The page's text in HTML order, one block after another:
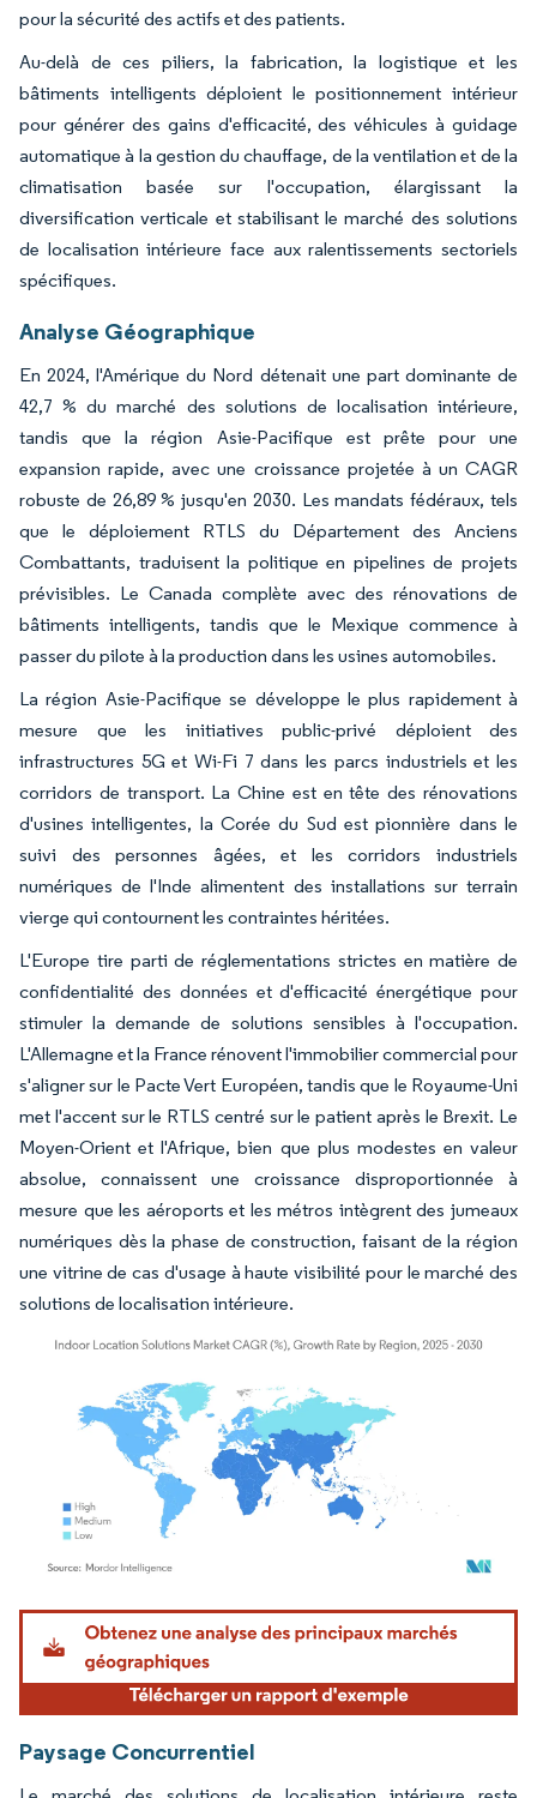
pour la sécurité des actifs et des patients.
Au-delà de ces piliers, la fabrication, la logistique et les
bâtiments intelligents déploient le positionnement intérieur
pour générer des gains d'efficacité, des véhicules à guidage
automatique à la gestion du chauffage, de la ventilation et de la
climatisation basée sur l'occupation, élargissant la
diversification verticale et stabilisant le marché des solutions
de localisation intérieure face aux ralentissements sectoriels
spécifiques.
Analyse Géographique
En 2024, l'Amérique du Nord détenait une part dominante de
42,7 % du marché des solutions de localisation intérieure,
tandis que la région Asie-Pacifique est prête pour une
expansion rapide, avec une croissance projetée à un CAGR
robuste de 26,89 % jusqu'en 2030. Les mandats fédéraux, tels
que le déploiement RTLS du Département des Anciens
Combattants, traduisent la politique en pipelines de projets
prévisibles. Le Canada complète avec des rénovations de
bâtiments intelligents, tandis que le Mexique commence à
passer du pilote à la production dans les usines automobiles.
La région Asie-Pacifique se développe le plus rapidement à
mesure que les initiatives public-privé déploient des
infrastructures 5G et Wi-Fi 7 dans les parcs industriels et les
corridors de transport. La Chine est en tête des rénovations
d'usines intelligentes, la Corée du Sud est pionnière dans le
suivi des personnes âgées, et les corridors industriels
numériques de l'Inde alimentent des installations sur terrain
vierge qui contournent les contraintes héritées.
L'Europe tire parti de réglementations strictes en matière de
confidentialité des données et d'efficacité énergétique pour
stimuler la demande de solutions sensibles à l'occupation.
L'Allemagne et la France rénovent l'immobilier commercial pour
s'aligner sur le Pacte Vert Européen, tandis que le Royaume-Uni
met l'accent sur le RTLS centré sur le patient après le Brexit. Le
Moyen-Orient et l'Afrique, bien que plus modestes en valeur
absolue, connaissent une croissance disproportionnée à
mesure que les aéroports et les métros intègrent des jumeaux
numériques dès la phase de construction, faisant de la région
une vitrine de cas d'usage à haute visibilité pour le marché des
solutions de localisation intérieure.
Image © Mordor Intelligence. La réutilisation nécessite une attribution sous CC BY
Paysage Concurrentiel